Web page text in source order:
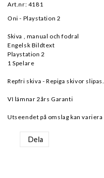
Art.nr: 4181
Oni - Playstation 2
Skiva , manual och fodral
Engelsk Bildtext
Playstation 2
1 Spelare
Repfri skiva - Repiga skivor slipas.
VI lämnar 2års Garanti
Utseendet på omslag kan variera
Dela